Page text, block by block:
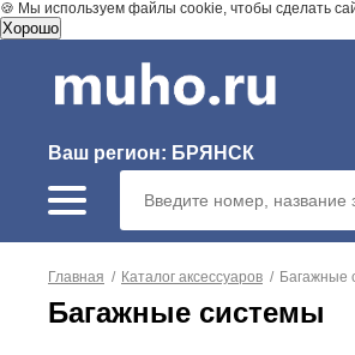
🍪 Мы используем файлы cookie, чтобы сделать
Хорошо
Ваш регион: БРЯНСК
Главная / Каталог аксессуаров / Багажные
Багажные системы